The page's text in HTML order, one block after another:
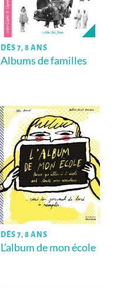
DÈS 7, 8 ANS
Albums de familles
DÈS 7, 8 ANS
L’album de mon école